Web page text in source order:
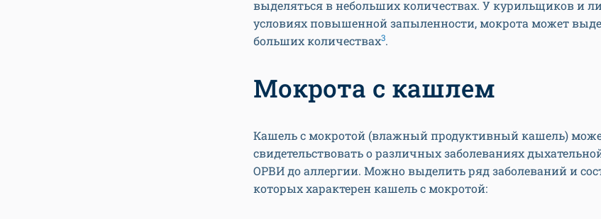
выделяться в небольших количествах. У курильщиков и
условиях повышенной запыленности, мокрота может
больших количествах3.
Мокрота с кашлем
Кашель с мокротой (влажный продуктивный кашель)
свидетельствовать о различных заболеваниях
ОРВИ до аллергии. Можно выделить ряд заболеваний и
которых характерен кашель с мокротой: